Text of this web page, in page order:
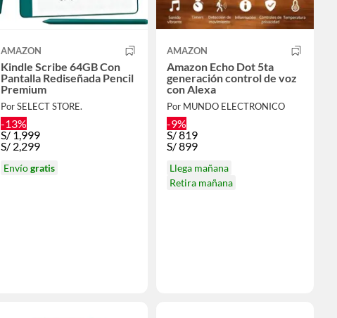
AMAZON
Kindle Scribe 64GB Con
Pantalla Rediseñada Pencil
Premium
Por SELECT STORE.
-13%
S/ 1,999
S/ 2,299
Envíogratis
AMAZON
Amazon Echo Dot 5ta
generación control de voz
con Alexa
Por MUNDO ELECTRONICO
-9%
S/819
S/899
Llega mañana
Retira mañana